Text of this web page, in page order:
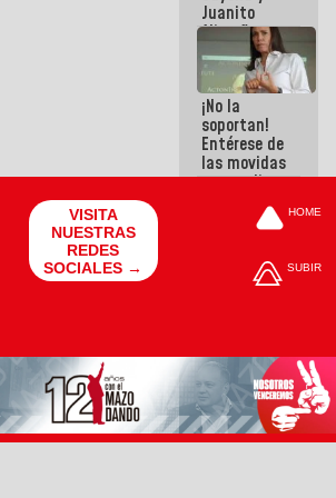
Juanito
Alimaña son
harina del
mismo
costal
¡No la
soportan!
Entérese de
las movidas
que realizan
cómplices
sacudírsela
VISITA
NUESTRAS
REDES
SOCIALES →
HOME
SUBIR